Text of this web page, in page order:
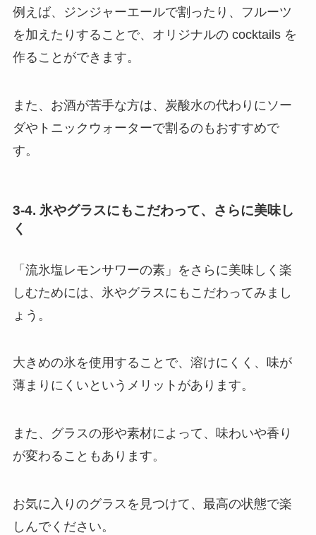
例えば、ジンジャーエールで割ったり、フルーツ
を加えたりすることで、オリジナルの cocktails を
作ることができます。
また、お酒が苦手な方は、炭酸水の代わりにソー
ダやトニックウォーターで割るのもおすすめで
す。
3-4. 氷やグラスにもこだわって、さらに美味し
く
「流氷塩レモンサワーの素」をさらに美味しく楽
しむためには、氷やグラスにもこだわってみまし
ょう。
大きめの氷を使用することで、溶けにくく、味が
薄まりにくいというメリットがあります。
また、グラスの形や素材によって、味わいや香り
が変わることもあります。
お気に入りのグラスを見つけて、最高の状態で楽
しんでください。